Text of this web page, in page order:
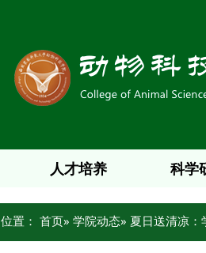
人才培养 科学
置： 首页» 学院动态» 夏日送清凉：